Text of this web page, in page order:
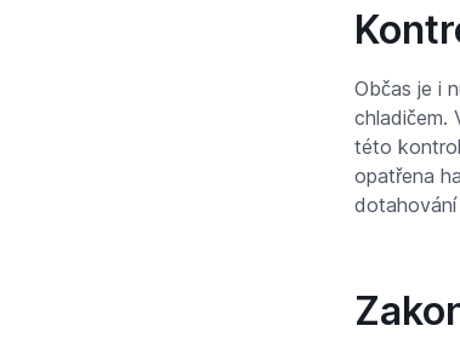
Občas je i
chladičem.
této
opatřena